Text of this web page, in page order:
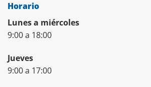
Horario
Lunes a miércoles
9:00 a 18:00
Jueves
9:00 a 17:00